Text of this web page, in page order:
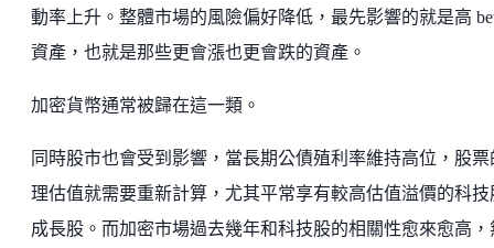
動率上升。整體市場的風險偏好降低，最先影響的就是高
資產，也就是那些更會漲也更會跌的資產。
加密貨幣通常被歸在這一類。
同時股市也會受到影響，當長期公債殖利率維持高位，股票
理估值就需要重新計算，尤其平常享有較高估值溢價的科技
成長股。而加密市場過去幾年和科技股的相關性愈來愈高，